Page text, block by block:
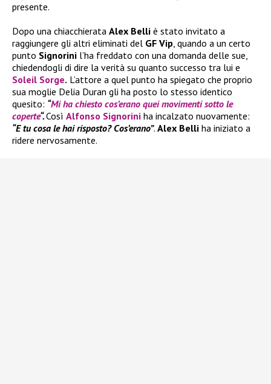
presente.
Dopo una chiacchierata Alex Belli è stato invitato a
raggiungere gli altri eliminati del GF Vip, quando a un certo
punto Signorini l’ha freddato con una domanda delle sue,
chiedendogli di dire la verità su quanto successo tra lui e
Soleil Sorge. L’attore a quel punto ha spiegato che proprio
sua moglie Delia Duran gli ha posto lo stesso identico
quesito: “Mi ha chiesto cos’erano quei movimenti sotto le
coperte“.Così Alfonso Signorini ha incalzato nuovamente:
“E tu cosa le hai risposto? Cos’erano”. Alex Belli ha iniziato a
ridere nervosamente.